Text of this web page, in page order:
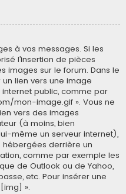
à vos messages. Si les
l’insertion de pièces
images sur le forum. Dans le
lien vers une image
public, comme par
mon-image.gif ». Vous ne
vers des images
(à moins, bien
même un serveur internet),
derrière un
comme par exemple les
de Outlook ou de Yahoo,
etc. Pour insérer une
».